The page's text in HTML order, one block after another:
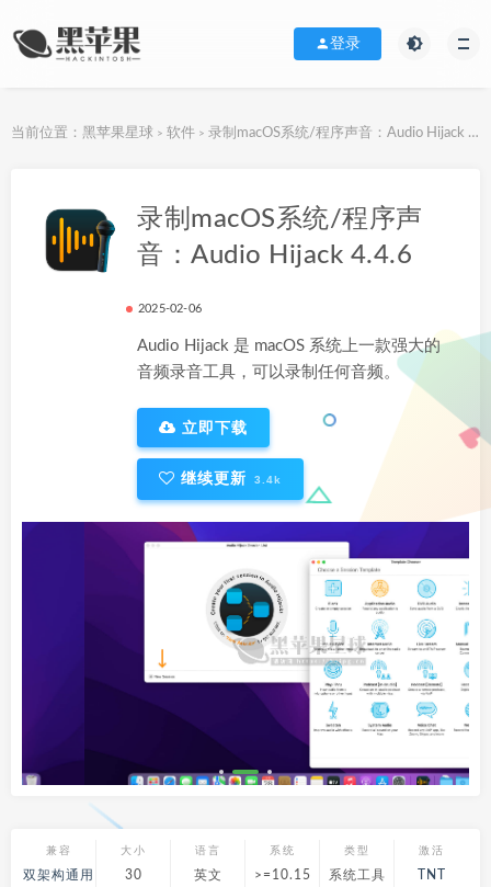
登录
当前位置： 黑苹果星球 > 软件 > 录制macOS系统/程序声音：Audio Hijack 4.4.6
录制macOS系统/程序声
音：Audio Hijack 4.4.6
2025-02-06
Audio Hijack 是 macOS 系统上一款强大的
音频录音工具，可以录制任何音频。
立即下载
继续更新 3.4k
兼容
双架构通用
大小
30
语言
英文
系统
>=10.15
类型
系统工具
激活
TNT